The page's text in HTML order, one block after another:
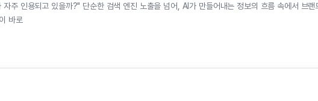
주 인용되고 있을까?" 단순한 검색 엔진 노출을 넘어, AI가 만들어내는 정보의 흐름 속에서 브랜
바로